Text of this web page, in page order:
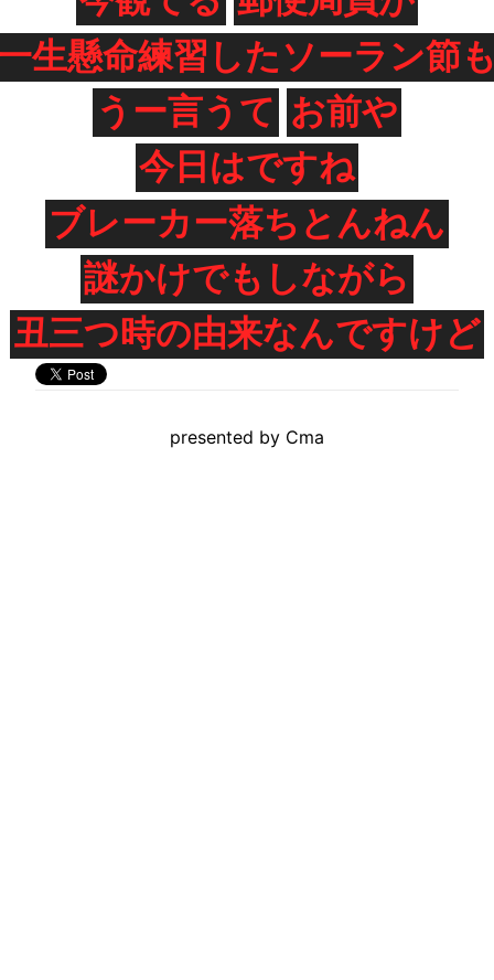
生懸命練習したソーラン節
うー言うて お前や
今日はですね
ブレーカー落ちとんねん
謎かけでもしながら
丑三つ時の由来なんですけど
presented by Cma